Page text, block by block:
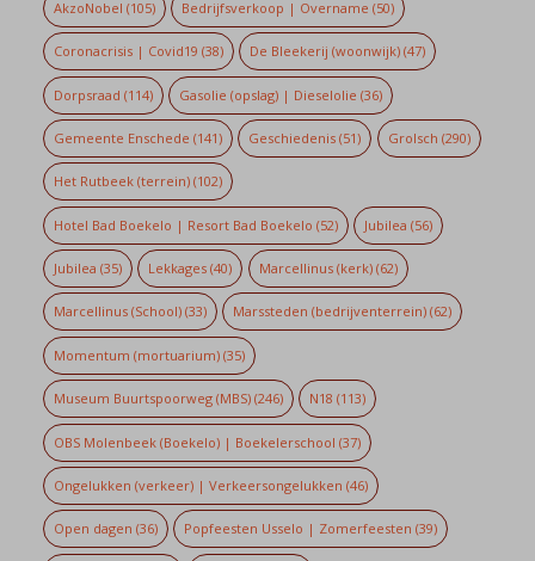
AkzoNobel (105) Bedrijfsverkoop | Overname (50)
Coronacrisis | Covid19 (38) De Bleekerij (woonwijk) (47)
Dorpsraad (114) Gasolie (opslag) | Dieselolie (36)
Gemeente Enschede (141) Geschiedenis (51) Grolsch (290)
Het Rutbeek (terrein)(102)
Hotel Bad Boekelo | Resort Bad Boekelo (52) Jubilea (56)
Jubilea (35) Lekkages (40) Marcellinus (kerk)(62)
Marcellinus (School)(33) Marssteden (bedrijventerrein) (62)
Momentum (mortuarium)(35)
Museum Buurtspoorweg (MBS)(246) N18 (113)
OBS Molenbeek (Boekelo) | Boekelerschool (37)
Ongelukken (verkeer) | Verkeersongelukken (46)
Open dagen (36) Popfeesten Usselo | Zomerfeesten (39)